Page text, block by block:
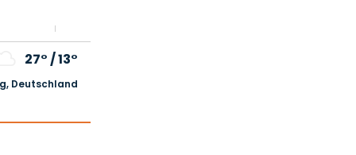
27°/13°
Deutschland